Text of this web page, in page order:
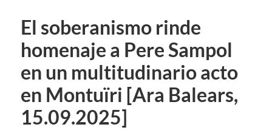
El soberanismo rinde
homenaje a Pere Sampol
en un multitudinario acto
en Montuïri [Ara Balears,
15.09.2025]